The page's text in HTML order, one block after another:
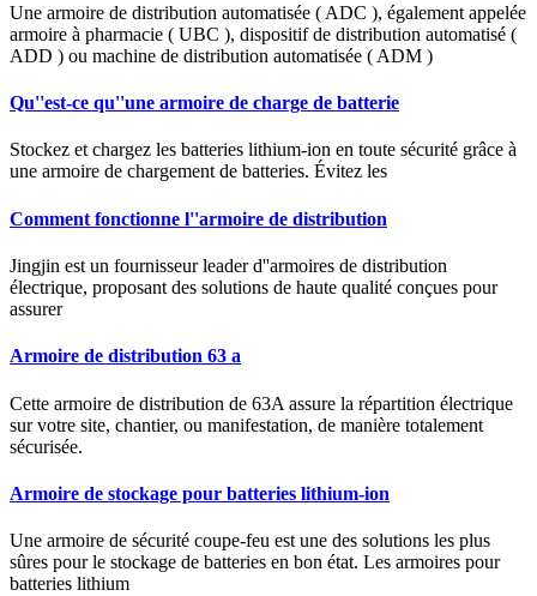
Une armoire de distribution automatisée ( ADC ), également appelée
armoire à pharmacie ( UBC ), dispositif de distribution automatisé (
ADD ) ou machine de distribution automatisée ( ADM )
Qu''est-ce qu''une armoire de charge de batterie
Stockez et chargez les batteries lithium-ion en toute sécurité grâce à
une armoire de chargement de batteries. Évitez les
Comment fonctionne l''armoire de distribution
Jingjin est un fournisseur leader d''armoires de distribution
électrique, proposant des solutions de haute qualité conçues pour
assurer
Armoire de distribution 63 a
Cette armoire de distribution de 63A assure la répartition électrique
sur votre site, chantier, ou manifestation, de manière totalement
sécurisée.
Armoire de stockage pour batteries lithium-ion
Une armoire de sécurité coupe-feu est une des solutions les plus
sûres pour le stockage de batteries en bon état. Les armoires pour
batteries lithium